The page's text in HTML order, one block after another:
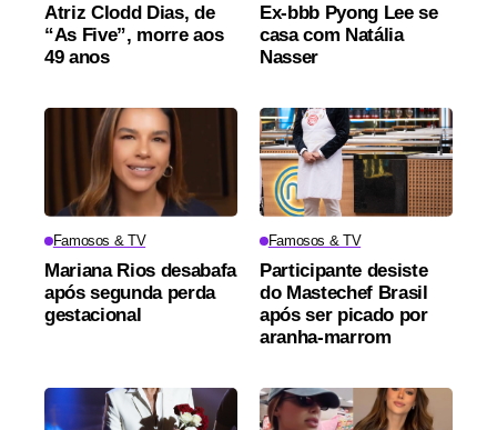
Atriz Clodd Dias, de
“As Five”, morre aos
49 anos
Ex-bbb Pyong Lee se
casa com Natália
Nasser
Famosos & TV
Mariana Rios desabafa
após segunda perda
gestacional
Famosos & TV
Participante desiste
do Mastechef Brasil
após ser picado por
aranha-marrom